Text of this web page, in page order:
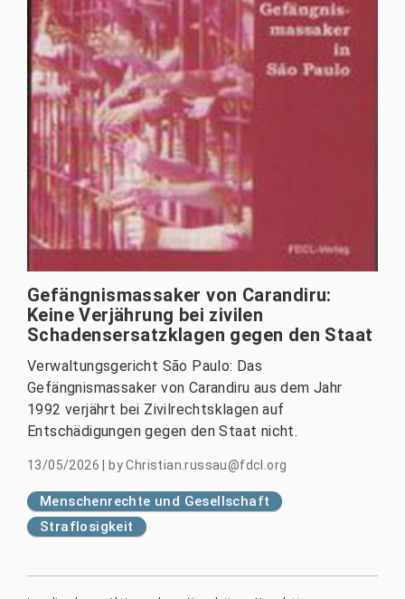
Gefängnismassaker von Carandiru:
Keine Verjährung bei zivilen
Schadensersatzklagen gegen den Staat
Verwaltungsgericht São Paulo: Das
Gefängnismassaker von Carandiru aus dem Jahr
1992 verjährt bei Zivilrechtsklagen auf
Entschädigungen gegen den Staat nicht.
13/05/2026 byChristian.russau@fdcl.org
Menschenrechte und Gesellschaft
Straflosigkeit